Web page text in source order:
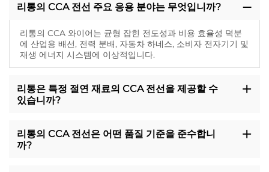
리통의 CCA 전선 주요 응용 분야는 무엇입니까?
리통의 CCA 와이어는 균형 잡힌 전도성과 비용 효율성 덕분
에 산업용 배선, 전력 분배, 자동차 하네스, 소비자 전자기기 및
재생 에너지 시스템에 이상적입니다.
리통은 특정 절연 재료의 CCA 전선을 제공할 수
있습니까?
리통의 CCA 전선은 어떤 품질 기준을 준수합니
까?